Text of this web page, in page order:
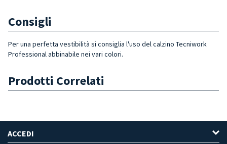
Consigli
Per una perfetta vestibilità si consiglia l'uso del calzino Tecniwork
Professional abbinabile nei vari colori.
Prodotti Correlati
ACCEDI